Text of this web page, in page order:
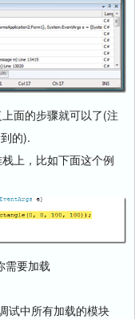
面的步骤就可以了(注
的).
上，比如下面这个例
需要加载
试中所有加载的模块